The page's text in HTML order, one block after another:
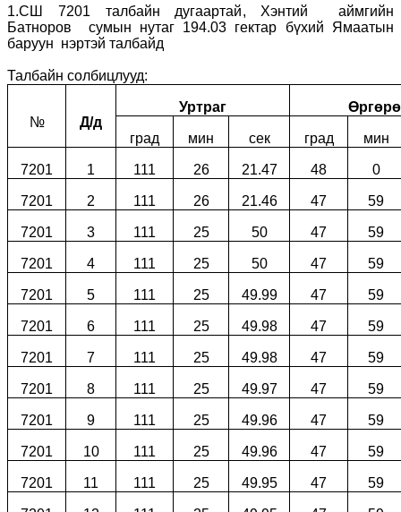
1.СШ 7201 талбайн дугаартай, Хэнтий аймгийн
Батноров сумын нутаг 194.03 гектар бүхий Ямаатын
баруун нэртэй талбайд
Талбайн солбицлууд:
№ Д/д
Уртраг
град мин сек град мин
7201 1 111 26 21.47 48 0
7201 2 111 26 21.46 47 59
7201 3 111 25 50 47 59
7201 4 111 25 50 47 59
7201 5 111 25 49.99 47 59
7201 6 111 25 49.98 47 59
7201 7 111 25 49.98 47 59
7201 8 111 25 49.97 47 59
7201 9 111 25 49.96 47 59
7201 10 111 25 49.96 47 59
7201 11 111 25 49.95 47 59